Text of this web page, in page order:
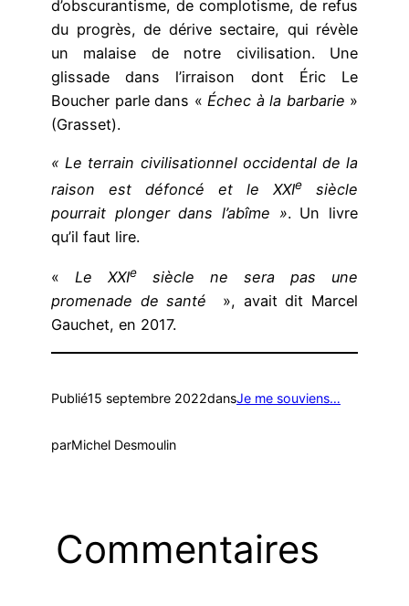
d’obscurantisme, de complotisme, de refus
du progrès, de dérive sectaire, qui révèle
un malaise de notre civilisation. Une
glissade dans l’irraison dont Éric Le
Boucher parle dans « Échec à la barbarie »
(Grasset).
« Le terrain civilisationnel occidental de la
raison est défoncé et le XXIe
siècle
pourrait plonger dans l’abîme ». Un livre
qu’il faut lire.
« Le XXIe
siècle ne sera pas une
promenade de santé », avait dit Marcel
Gauchet, en 2017.
Publié15 septembre 2022dansJe me souviens…
parMichel Desmoulin
Commentaires